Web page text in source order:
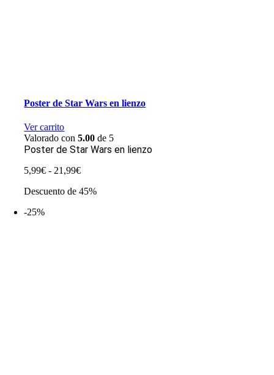
Poster de Star Wars en lienzo
Ver carrito
Valorado con5.00 de 5
Poster de Star Wars en lienzo
5,99€ - 21,99€Rango
precios:
Descuento de 45%
-25%